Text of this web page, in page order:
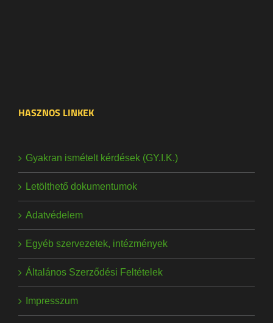
HASZNOS LINKEK
Gyakran ismételt kérdések (GY.I.K.)
Letölthető dokumentumok
Adatvédelem
Egyéb szervezetek, intézmények
Általános Szerződési Feltételek
Impresszum